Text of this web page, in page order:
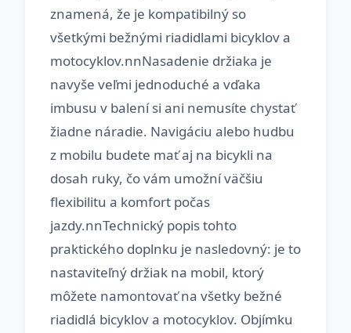
znamená, že je kompatibilný so
všetkými bežnými riadidlami bicyklov a
motocyklov.nnNasadenie držiaka je
navyše veľmi jednoduché a vďaka
imbusu v balení si ani nemusíte chystať
žiadne náradie. Navigáciu alebo hudbu
z mobilu budete mať aj na bicykli na
dosah ruky, čo vám umožní väčšiu
flexibilitu a komfort počas
jazdy.nnTechnický popis tohto
praktického doplnku je nasledovný: je to
nastaviteľný držiak na mobil, ktorý
môžete namontovať na všetky bežné
riadidlá bicyklov a motocyklov. Objímku